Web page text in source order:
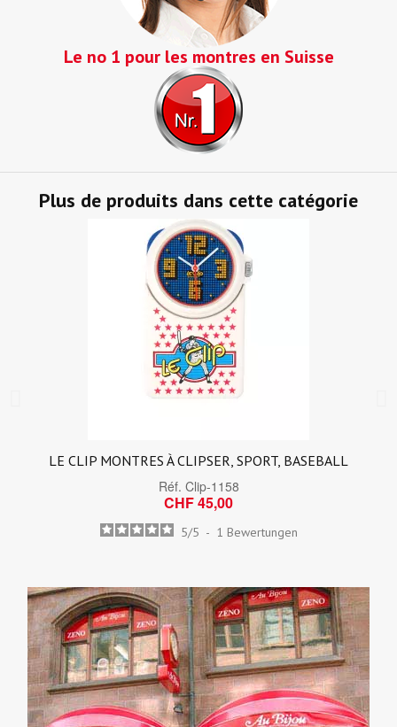
Le no 1 pour les montres en Suisse
Plus de produits dans cette catégorie
LE CLIP MONTRES À CLIPSER, SPORT, BASEBALL
Réf. Clip-1158
CHF 45,00
5/5 - 1 Bewertungen